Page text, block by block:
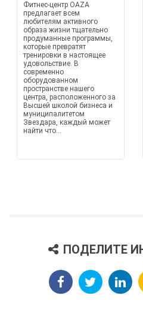
Фитнес-центр OAZA
предлагает всем
любителям активного
образа жизни тщательно
продуманные программы,
которые превратят
тренировки в настоящее
удовольствие. В
современно
оборудованном
пространстве нашего
центра, расположенного за
Высшей школой бизнеса и
муниципалитетом
Звездара, каждый может
найти что...
ПОДЕЛИТЕ